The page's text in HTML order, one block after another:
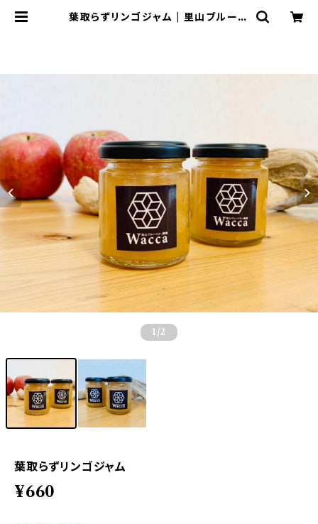
葉取らずリンゴジャム | 里山ブルーベ
1 /2
葉取らずリンゴジャム
¥660